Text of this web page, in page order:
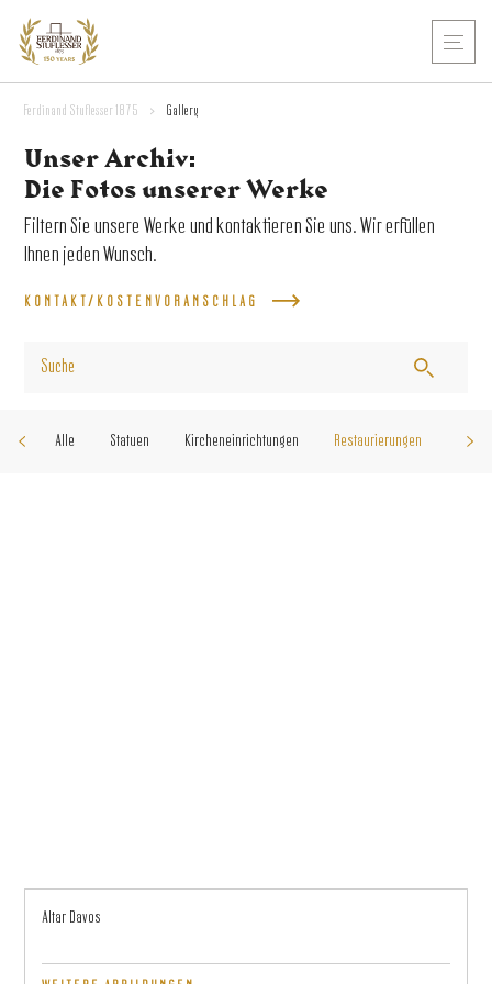
Ferdinand Stuflesser 1875 > Gallery
Unser Archiv:
Die Fotos unserer Werke
Filtern Sie unsere Werke und kontaktieren Sie uns. Wir erfüllen
Ihnen jeden Wunsch.
KONTAKT/KOSTENVORANSCHLAG
Alle Statuen Kircheneinrichtungen Restaurierungen
Altar Davos